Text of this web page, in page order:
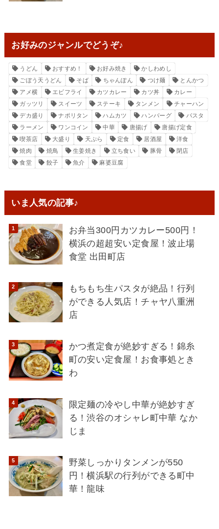
お好みのジャンルでどうぞ♪
うどん おすすめ！ お好み焼き
かしわめし
ごぼう天うどん
そば ちゃんぽん つけ麺
とんかつ
アメ横
エビフライ カツカレー カツ丼
カレー
ガッツリ
スイーツ ステーキ タンメン
チャーハン
デカ盛り
ナポリタン ハムカツ ハンバーグ
パスタ
ラーメン
ワンコイン 中華 唐揚げ
唐揚げ定食
喫茶店
大盛り 天ぷら 定食 居酒屋
洋食
焼肉
焼鳥 生姜焼き 立ち食い 豚骨
閉店
食堂
餃子 魚介 麻婆豆腐
いま人気の記事♪
お弁当300円カツカレー500円！
横浜の超超安い定食屋！波止場
食堂 出田町店
もちもち生パスタが絶品！行列
ができる人気店！チャヤ八重洲
店
かつ煮定食が絶妙すぎる！錦糸
町の安い定食屋！お食事処とき
わ
限定麺の冷やし中華が絶妙すぎ
る！渋谷のオシャレ町中華 なか
じま
野菜しっかりタンメンが550
円！横浜駅の行列ができる町中
華！龍味